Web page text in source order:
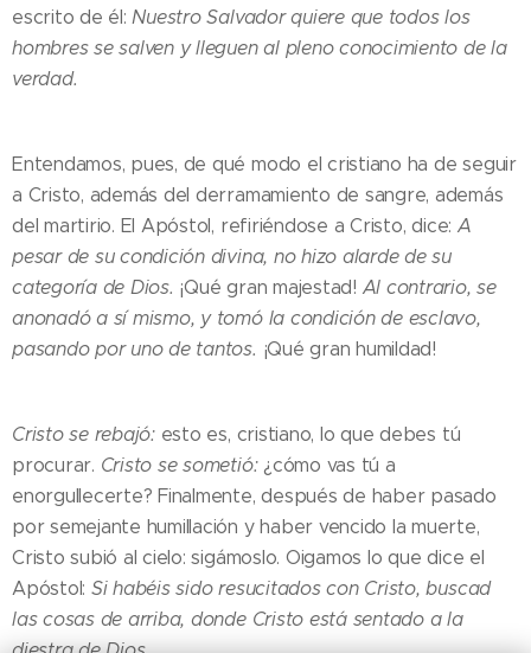
escrito de él:Nuestro Salvador quiere que todos los
hombres se salven y lleguen al pleno conocimiento de la
verdad.
Entendamos, pues, de qué modo el cristiano ha de seguir
a Cristo, además del derramamiento de sangre, además
del martirio. El Apóstol, refiriéndose a Cristo, dice: A
pesar de su condición divina, no hizo alarde de su
categoría de Dios. ¡Qué gran majestad! Al contrario, se
anonadó a sí mismo, y tomó la condición de esclavo,
pasando por uno de tantos. ¡Qué gran humildad!
Cristo se rebajó:esto es, cristiano, lo que debes tú
procurar. Cristo se sometió:¿cómo vas tú a
enorgullecerte? Finalmente, después de haber pasado
por semejante humillación y haber vencido la muerte,
Cristo subió al cielo: sigámoslo. Oigamos lo que dice el
Apóstol: Si habéis sido resucitados con Cristo, buscad
las cosas de arriba, donde Cristo está sentado a la